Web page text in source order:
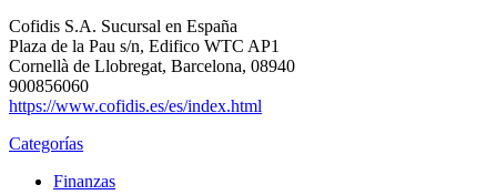
Cofidis S.A. Sucursal en España
Plaza de la Pau s/n, Edifico WTC AP1
Cornellà de Llobregat, Barcelona, 08940
900856060
https://www.cofidis.es/es/index.html
Categorías
Finanzas